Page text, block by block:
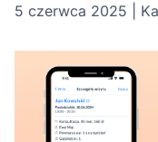
5 czerwca 2025 |